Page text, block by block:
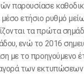
παρουσίασε
ετήσιο ρυθμό
τα πρώτα
ενώ το 2016
με το προηγούμενο
των